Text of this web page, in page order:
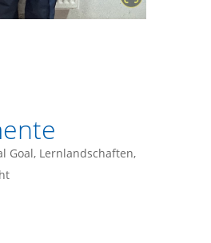
Goal, Lernlandschaften,